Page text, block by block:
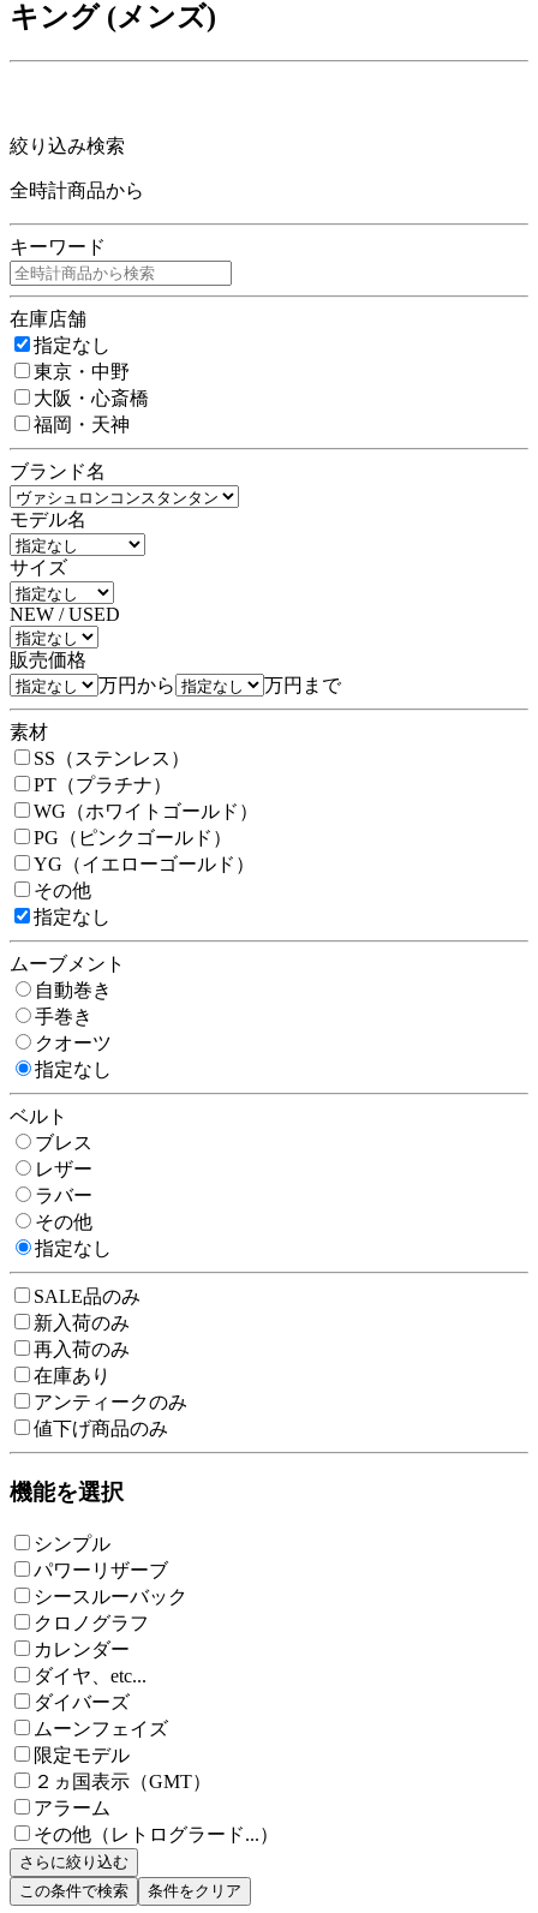
キング (メンズ)
絞り込み検索
全時計商品から
キーワード
在庫店舗
指定なし
東京・中野
大阪・心斎橋
福岡・天神
ブランド名
モデル名
サイズ
NEW / USED
販売価格
万円から
万円まで
素材
SS（ステンレス）
PT（プラチナ）
WG（ホワイトゴールド）
PG（ピンクゴールド）
YG（イエローゴールド）
その他
指定なし
ムーブメント
自動巻き
手巻き
クオーツ
指定なし
ベルト
ブレス
レザー
ラバー
その他
指定なし
SALE品のみ
新入荷のみ
再入荷のみ
在庫あり
アンティークのみ
値下げ商品のみ
機能を選択
シンプル
パワーリザーブ
シースルーバック
クロノグラフ
カレンダー
ダイヤ、etc...
ダイバーズ
ムーンフェイズ
限定モデル
２ヵ国表示（GMT）
アラーム
その他（レトログラード...）
さらに絞り込む
この条件で検索
条件をクリア